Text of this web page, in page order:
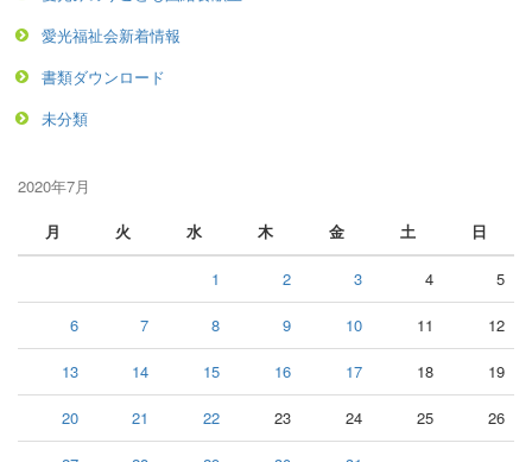
愛光福祉会新着情報
書類ダウンロード
未分類
2020年7月
月
火 水 木 金 土 日
1 2 3 4 5
6 7 8 9 10 11 12
13 14 15 16 17 18 19
20 21 22 23 24 25 26